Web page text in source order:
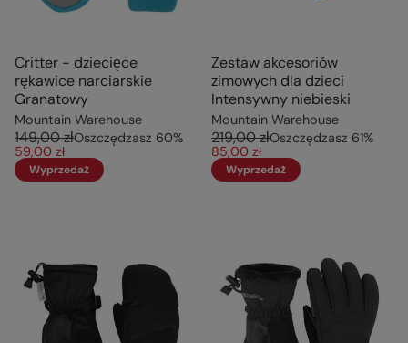
Critter - dziecięce
rękawice narciarskie
Granatowy
Mountain Warehouse
149,00 złOszczędzasz 60%
59,00 zł
Wyprzedaż
Zestaw akcesoriów
zimowych dla dzieci
Intensywny niebieski
Mountain Warehouse
219,00 złOszczędzasz 61%
85,00 zł
Wyprzedaż